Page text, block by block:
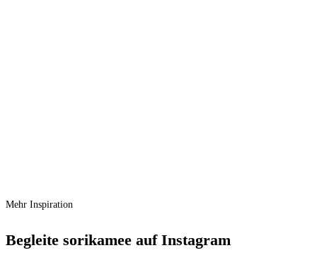
Mehr Inspiration
Begleite sorikamee auf Instagram